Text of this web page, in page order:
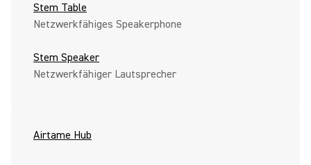
Stem Table
Netzwerkfähiges Speakerphone
Stem Speaker
Netzwerkfähiger Lautsprecher
Airtame Hub